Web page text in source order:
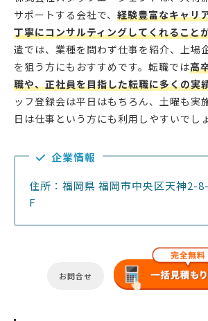
サポートする会社で、 経験豊富なキャリ
丁寧にコンサルティングしてくれること
遣では、業種を問わず仕事を紹介、上場
を狙う方にもおすすめです。転職では高
職や、正社員を目指した転職に多くの実
ッフ登録会は平日はもちろん、土曜も実
日は仕事という方にも利用しやすいでしょ
企業情報
住所：福岡県 福岡市中央区天神2-
F
お問合せ